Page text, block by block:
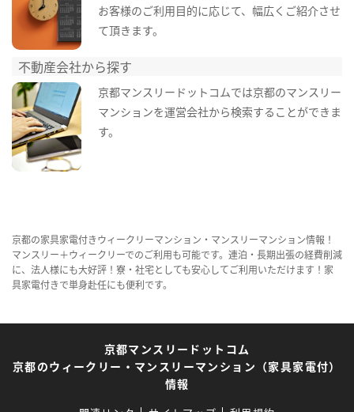
お客様のご利用目的に応じて、幅広くご紹介させ
て頂きます。
不動産会社から探す
京都マンスリードットコムでは京都のマンスリー
マンションを運営会社から検索することができま
す。
京都の家具家電付きウィークリーマンション・マンスリーマンション情報！
マンスリー＋ウィークリーでのご利用も可能です。連泊・長期出張の経費削減
に、法人様にも大好評！寮・社宅としても安心してご利用いただけます！家
具家電付きで単身赴任にも便利です。
京都マンスリードットコム
京都のウィークリー・マンスリーマンション（家具家電付）
情報